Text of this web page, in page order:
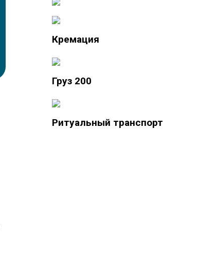
Кремация
Груз 200
Ритуальный транспорт